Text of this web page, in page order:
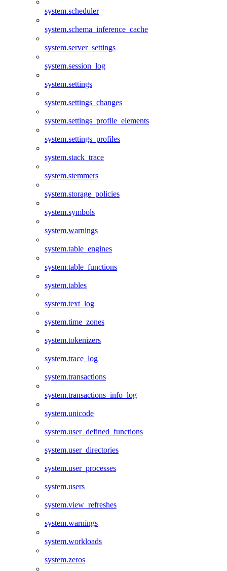
system.scheduler
system.schema_inference_cache
system.server_settings
system.session_log
system.settings
system.settings_changes
system.settings_profile_elements
system.settings_profiles
system.stack_trace
system.stemmers
system.storage_policies
system.symbols
system.warnings
system.table_engines
system.table_functions
system.tables
system.text_log
system.time_zones
system.tokenizers
system.trace_log
system.transactions
system.transactions_info_log
system.unicode
system.user_defined_functions
system.user_directories
system.user_processes
system.users
system.view_refreshes
system.warnings
system.workloads
system.zeros